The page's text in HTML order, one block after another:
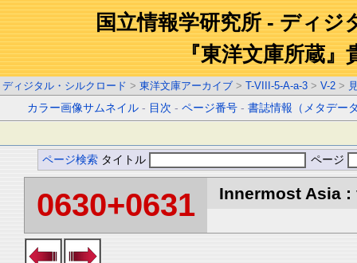
国立情報学研究所 - ディジ
『東洋文庫所蔵』
ディジタル・シルクロード > 東洋文庫アーカイブ > T-VIII-5-A-a-3 > V-2 >
カラー画像サムネイル - 目次 -ページ番号 -書誌情報（メタデー
ページ検索 タイトル ページ
0630+0631 Innermost Asia :